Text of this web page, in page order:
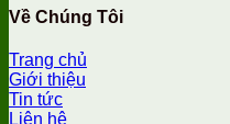
Về Chúng Tôi
Trang chủ
Giới thiệu
Tin tức
Liên hệ